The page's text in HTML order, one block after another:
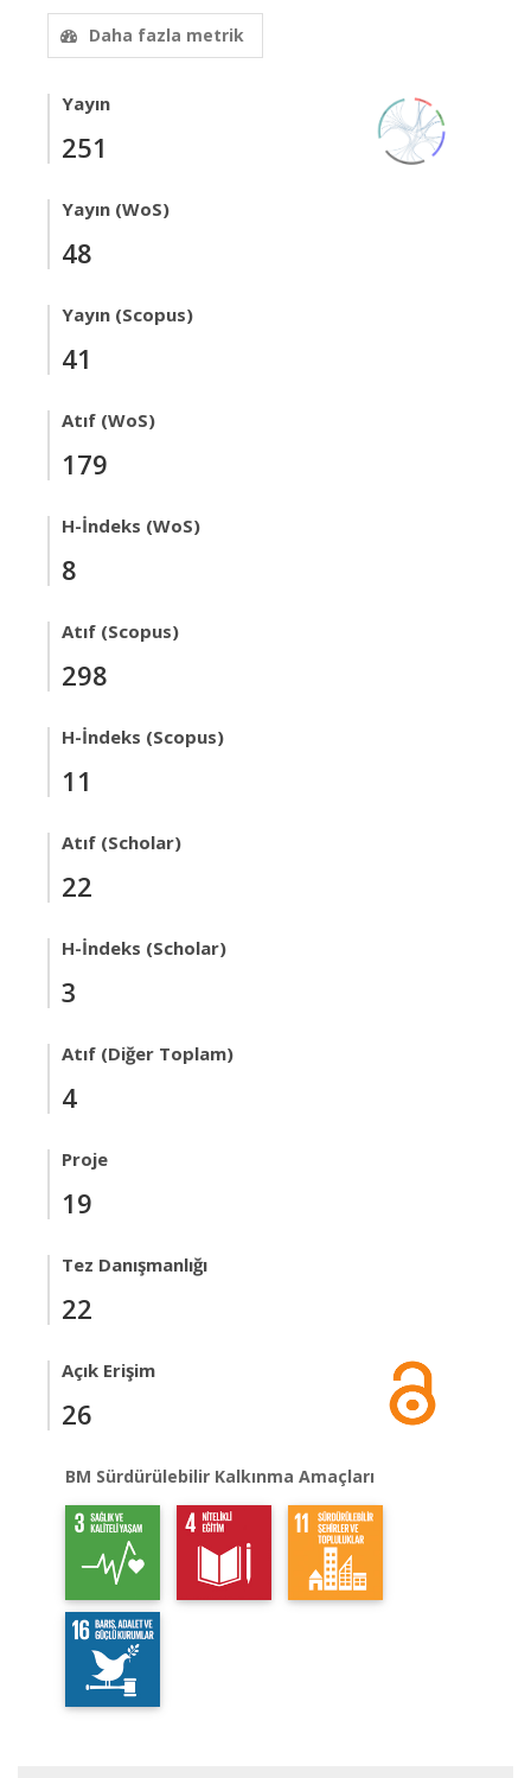
Daha fazla metrik
Yayın
251
Yayın (WoS)
48
Yayın (Scopus)
41
Atıf (WoS)
179
H-İndeks (WoS)
8
Atıf (Scopus)
298
H-İndeks (Scopus)
11
Atıf (Scholar)
22
H-İndeks (Scholar)
3
Atıf (Diğer Toplam)
4
Proje
19
Tez Danışmanlığı
22
Açık Erişim
26
BM Sürdürülebilir Kalkınma Amaçları